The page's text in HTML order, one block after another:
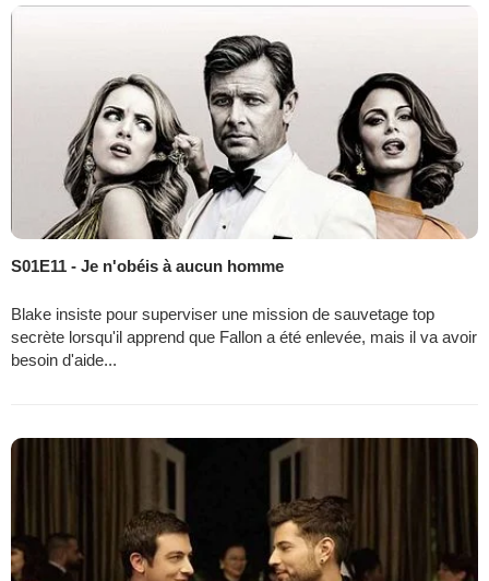
S01E11 - Je n'obéis à aucun homme
Blake insiste pour superviser une mission de sauvetage top
secrète lorsqu'il apprend que Fallon a été enlevée, mais il va avoir
besoin d'aide...